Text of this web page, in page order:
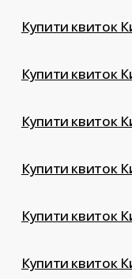
Купити квиток
Купити квиток
Купити квиток
Купити квиток
Купити квиток
Купити квиток